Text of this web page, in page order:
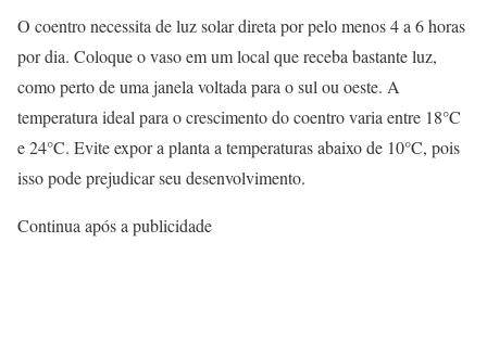
O coentro necessita de luz solar direta por pelo menos 4 a 6 horas
por dia. Coloque o vaso em um local que receba bastante luz,
como perto de uma janela voltada para o sul ou oeste. A
temperatura ideal para o crescimento do coentro varia entre 18°C
e 24°C. Evite expor a planta a temperaturas abaixo de 10°C, pois
isso pode prejudicar seu desenvolvimento.
Continua após a publicidade